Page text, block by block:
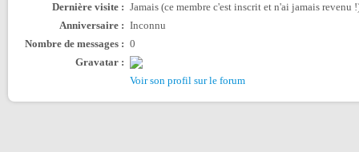
Dernière visite : Jamais (ce membre c'est inscrit et n'ai jamais revenu
Anniversaire : Inconnu
Nombre de messages : 0
Gravatar :
Voir son profil sur le forum